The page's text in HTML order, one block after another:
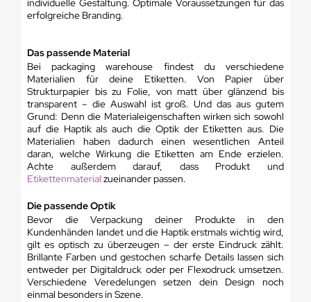
individuelle Gestaltung. Optimale Voraussetzungen für das
erfolgreiche Branding.
Das passende Material
Bei packaging warehouse findest du verschiedene
Materialien für deine Etiketten. Von Papier über
Strukturpapier bis zu Folie, von matt über glänzend bis
transparent – die Auswahl ist groß. Und das aus gutem
Grund: Denn die Materialeigenschaften wirken sich sowohl
auf die Haptik als auch die Optik der Etiketten aus. Die
Materialien haben dadurch einen wesentlichen Anteil
daran, welche Wirkung die Etiketten am Ende erzielen.
Achte außerdem darauf, dass Produkt und
Etikettenmaterial zueinander passen.
Die passende Optik
Bevor die Verpackung deiner Produkte in den
Kundenhänden landet und die Haptik erstmals wichtig wird,
gilt es optisch zu überzeugen – der erste Eindruck zählt.
Brillante Farben und gestochen scharfe Details lassen sich
entweder per Digitaldruck oder per Flexodruck umsetzen.
Verschiedene Veredelungen setzen dein Design noch
einmal besonders in Szene.